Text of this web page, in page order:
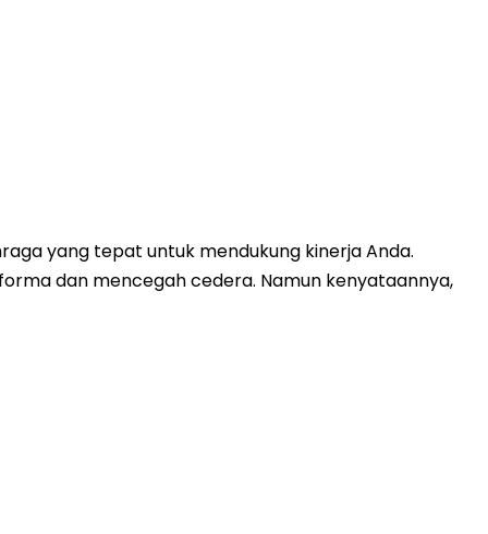
yang tepat untuk mendukung kinerja Anda.
dan mencegah cedera. Namun kenyataannya,